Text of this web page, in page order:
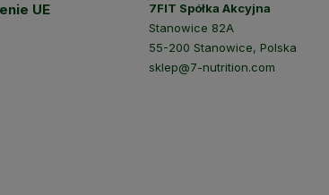
UE
7FIT Spółka Akcyjna
Stanowice 82A
55-200 Stanowice, Polska
sklep@7-nutrition.com